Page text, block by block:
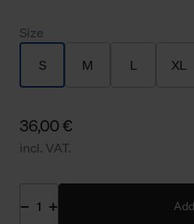
Size
S M L XL
36,00 €
incl. VAT.